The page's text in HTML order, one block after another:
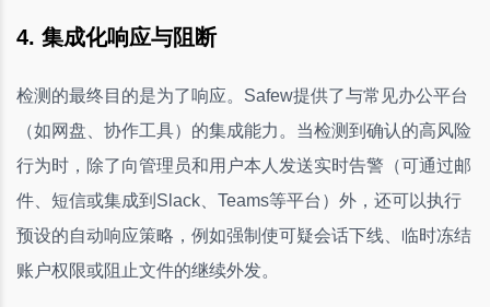
4. 集成化响应与阻断
检测的最终目的是为了响应。Safew提供了与常见办公平台
（如网盘、协作工具）的集成能力。当检测到确认的高风险
行为时，除了向管理员和用户本人发送实时告警（可通过邮
件、短信或集成到Slack、Teams等平台）外，还可以执行
预设的自动响应策略，例如强制使可疑会话下线、临时冻结
账户权限或阻止文件的继续外发。